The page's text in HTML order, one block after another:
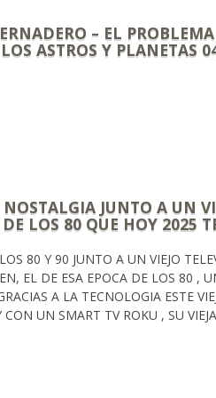
– EL
ASTROS Y PLANETAS
NOSTALGIA JUNTO A UN
LOS 80 QUE HOY 2025
80 Y 90 JUNTO A UN VIEJO
EL DE ESA EPOCA DE LOS 80 ,
A LA TECNOLOGIA ESTE
UN SMART TV ROKU , SU